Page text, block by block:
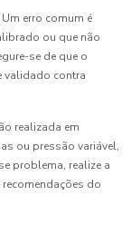
Um erro comum é
ou que não
se de que o
validado contra
realizada em
ou pressão variável,
problema, realize a
do